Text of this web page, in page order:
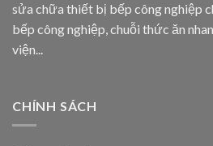
sửa chữa thiết bị bếp công nghiệp
bếp công nghiệp, chuỗi thức ăn
viện...
CHÍNH SÁCH